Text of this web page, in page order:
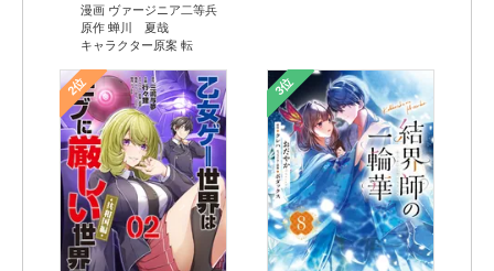
漫画 ヴァージニア二等兵
原作 蝉川 夏哉
キャラクター原案 転
2位 3位